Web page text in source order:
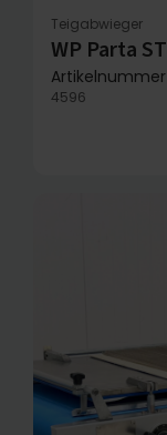
Teigabwieger
WP Parta ST
Artikelnummer
4596